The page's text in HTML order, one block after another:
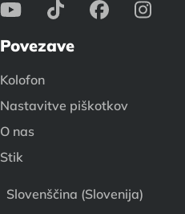
Povezave
Kolofon
Nastavitve piškotkov
O nas
Stik
Slovenščina (Slovenija)